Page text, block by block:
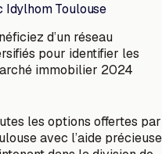
Idylhom Toulouse
d’un réseau
pour identifier les
immobilier 2024
les options offertes par
avec l’aide précieuse